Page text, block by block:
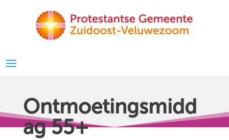
Ontmoetingsmidd
ag 55+